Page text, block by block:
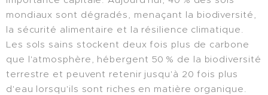
mondiaux sont dégradés, menaçant la biodiversité,
la sécurité alimentaire et la résilience climatique.
Les sols sains stockent deux fois plus de carbone
que l'atmosphère, hébergent 50 % de la biodiversité
terrestre et peuvent retenir jusqu'à 20 fois plus
d'eau lorsqu'ils sont riches en matière organique.